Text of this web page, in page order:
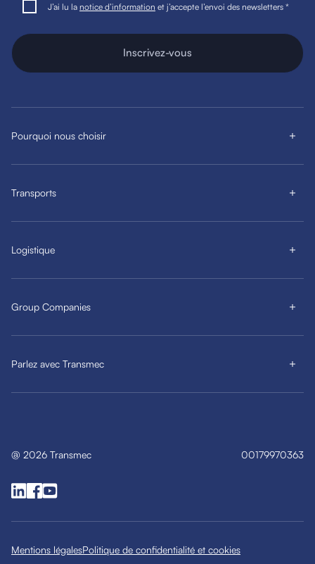
J’ai lu la notice d’information et j’accepte l’envoi des newsletters *
Inscrivez-vous
Pourquoi nous choisir
Transports
Logistique
Group Companies
Parlez avec Transmec
@ 2026 Transmec
Mentions légalesPolitique de confidentialité et cookies
00179970363